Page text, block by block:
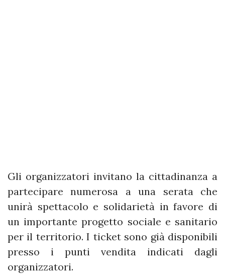
Gli organizzatori invitano la cittadinanza a
partecipare numerosa a una serata che
unirà spettacolo e solidarietà in favore di
un importante progetto sociale e sanitario
per il territorio. I ticket sono già disponibili
presso i punti vendita indicati dagli
organizzatori.